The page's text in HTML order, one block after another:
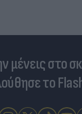
μένεις στο
το